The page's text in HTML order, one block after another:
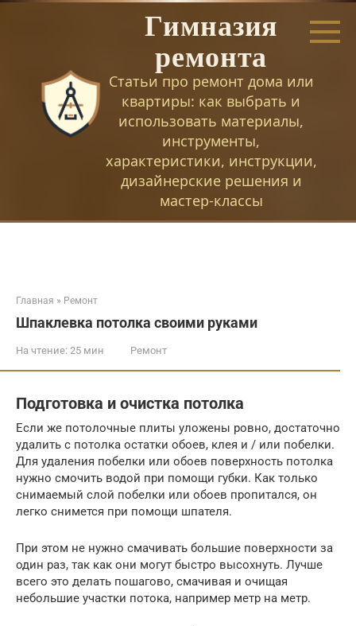
Перейти
Гимназия
ремонта
Статьи про ремонт дома или
квартиры: как выбрать и
использовать материалы,
инструменты,
характеристики, инструкции,
дизайнерские решения и
мастер-классы
Главная » Ремонт
Шпаклевка потолка своими руками
На чтение: 25 мин Ремонт
Подготовка и очистка потолка
Если же потолочные плиты уложены ровно, достаточно
удалить с потолка остатки обоев, клея и / или побелки.
Для удаления побелки или обоев поверхность потолка
нужно смочить водой при помощи губки. Как только
снимаемый слой побелки или обоев пропитался, он
легко снимется при помощи шпателя.
При этом не нужно смачивать большие поверхности за
один раз, так как они могут быстро высохнуть. Лучше
всего это делать пошагово, смачивая и очищая
небольшие участки потока, например метр на метр.